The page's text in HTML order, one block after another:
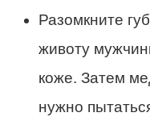
Разомкните
животу
коже. Затем
нужно